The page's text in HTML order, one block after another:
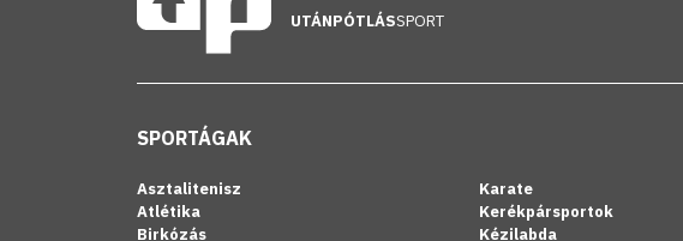
UTÁNPÓTLÁSSPORT
SPORTÁGAK
Asztalitenisz
Atlétika
Birkózás
Karate
Kerékpársportok
Kézilabda